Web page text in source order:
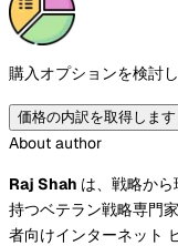
購入オプションを検討
価格の内訳を取得します
About author
Raj Shah は、戦略か
持つベテラン戦略専門
者向けインターネット